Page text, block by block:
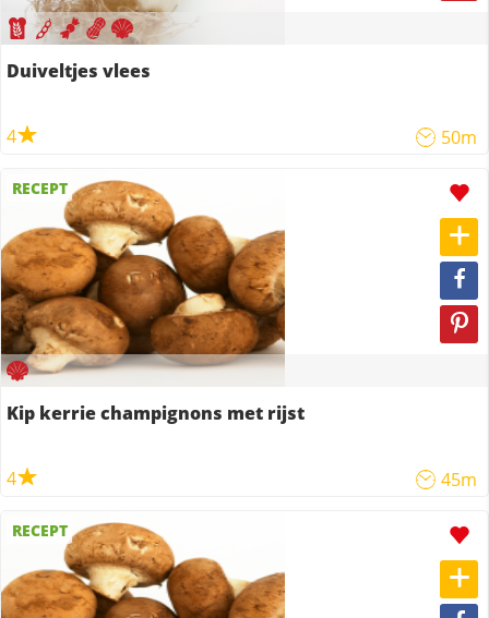
Duiveltjes vlees
4 50m
RECEPT
Kip kerrie champignons met rijst
4 45m
RECEPT